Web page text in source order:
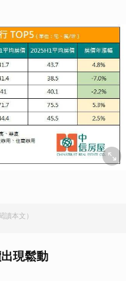
讀本文）
現鬆動